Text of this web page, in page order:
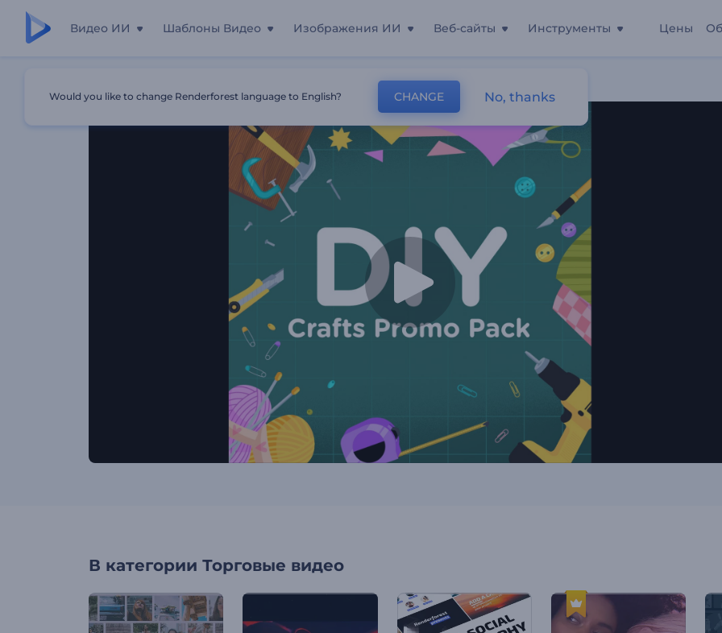
Видео ИИ Шаблоны Видео Изображения ИИ Веб-сайты Инструменты Цены
В категории Торговые видео
Would you like to change Renderforest language to English? CHANGE No, thanks